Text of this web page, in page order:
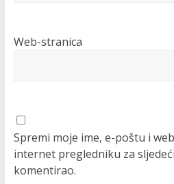
Web-stranica
Spremi moje ime, e-poštu i
internet pregledniku za
komentirao.